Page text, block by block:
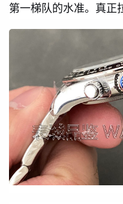
第一梯队的水准。真正